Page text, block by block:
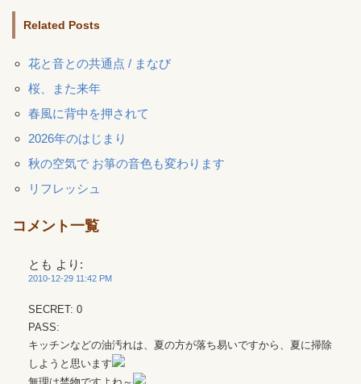
Related Posts
花と音との共通点 / まなび
桜、また来年
春風に背中を押されて
2026年のはじまり
秋の空気で お箏の音色も変わります
リフレッシュ
コメント一覧
とも より:
2010-12-29 11:42 PM
SECRET: 0
PASS:
キッチンなどの油汚れは、夏の方が落ち易いですから、夏に掃除
しようと思います